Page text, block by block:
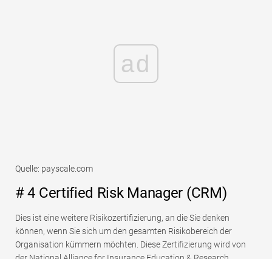
ad
Quelle: payscale.com
# 4 Certified Risk Manager (CRM)
Dies ist eine weitere Risikozertifizierung, an die Sie denken
können, wenn Sie sich um den gesamten Risikobereich der
Organisation kümmern möchten. Diese Zertifizierung wird von